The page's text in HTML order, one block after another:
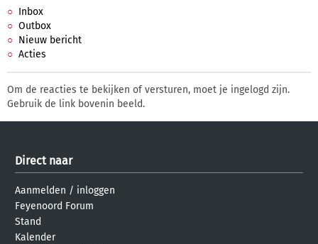
Inbox
Outbox
Nieuw bericht
Acties
Om de reacties te bekijken of versturen, moet je ingelogd zijn.
Gebruik de link bovenin beeld.
Direct naar
Aanmelden / inloggen
Feyenoord Forum
Stand
Kalender